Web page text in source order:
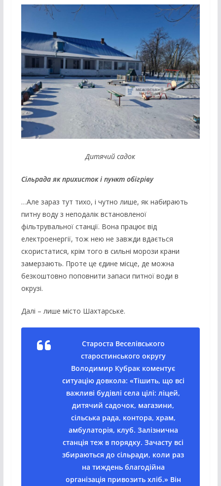
Дитячий садок
Сільрада як прихисток і пункт обігріву
…Але зараз тут тихо, і чутно лише, як набирають
питну воду з неподалік встановленої
фільтрувальної станції. Вона працює від
електроенергії, тож нею не завжди вдається
скористатися, крім того в сильні морози крани
замерзають. Проте це єдине місце, де можна
безкоштовно поповнити запаси питної води в
окрузі.
Далі – лише місто Шахтарське.
Староста Веселівського
старостинського округу
Володимир Кубрак коментує
ситуацію довкола: «Тішить, що всі
важливі будівлі села цілі: ліцей,
дитячий садочок, магазини,
сільська рада, контора, храм,
амбулаторія, клуб. Залізнична
станція теж в порядку. Зачасту всі
збираються до сільради, коли раз
на тиждень благодійна
організація привозить хліб.» Він